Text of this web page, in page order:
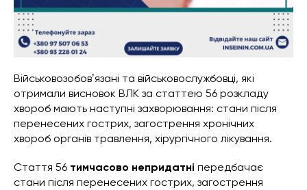
Військовозобовʼязані та військовослужбовці, які
отримали висновок ВЛК за статтею 56 розкладу
хвороб мають наступні захворювання: стани після
перенесених гострих, загострення хронічних
хвороб органів травлення, хірургічного лікування.
Стаття 56 тимчасово непридатні передбачає
стани після перенесених гострих, загострення